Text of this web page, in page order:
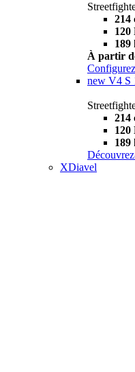
214
120
189
À partir
new V4 S
214
120
189
XDiavel